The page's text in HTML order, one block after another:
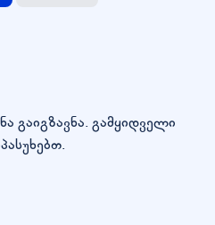
გაიგზავნა. გამყიდველი